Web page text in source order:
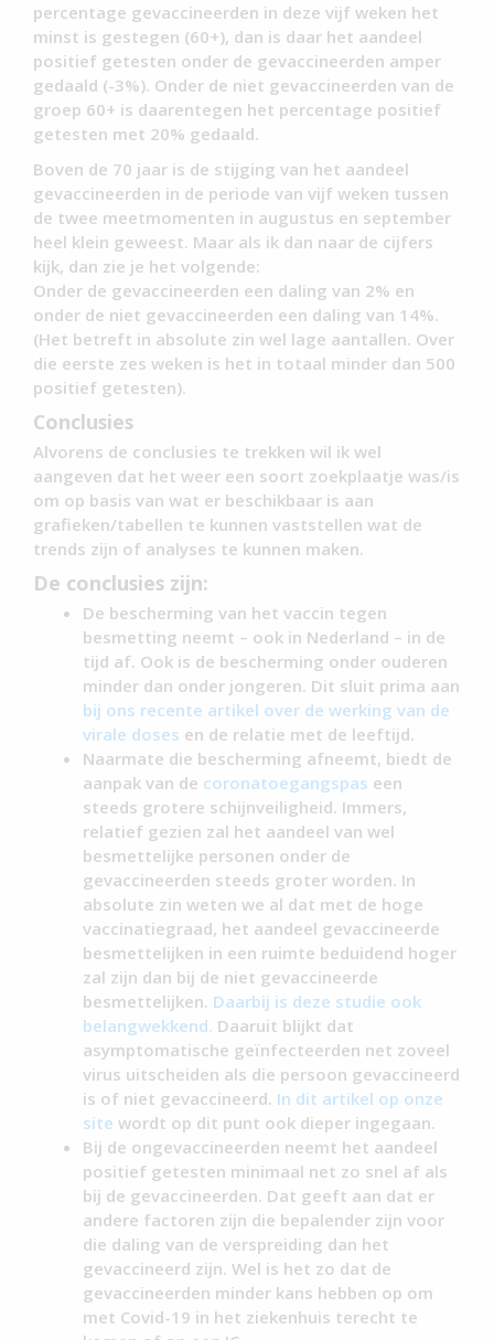
percentage gevaccineerden in deze vijf weken het
minst is gestegen (60+), dan is daar het aandeel
positief getesten onder de gevaccineerden amper
gedaald (-3%). Onder de niet gevaccineerden van de
groep 60+ is daarentegen het percentage positief
getesten met 20% gedaald.
Boven de 70 jaar is de stijging van het aandeel
gevaccineerden in de periode van vijf weken tussen
de twee meetmomenten in augustus en september
heel klein geweest. Maar als ik dan naar de cijfers
kijk, dan zie je het volgende:
Onder de gevaccineerden een daling van 2% en
onder de niet gevaccineerden een daling van 14%.
(Het betreft in absolute zin wel lage aantallen. Over
die eerste zes weken is het in totaal minder dan 500
positief getesten).
Conclusies
Alvorens de conclusies te trekken wil ik wel
aangeven dat het weer een soort zoekplaatje was/is
om op basis van wat er beschikbaar is aan
grafieken/tabellen te kunnen vaststellen wat de
trends zijn of analyses te kunnen maken.
De conclusies zijn:
De bescherming van het vaccin tegen
besmetting neemt – ook in Nederland – in de
tijd af. Ook is de bescherming onder ouderen
minder dan onder jongeren. Dit sluit prima aan
bij ons recente artikel over de werking van de
virale doses en de relatie met de leeftijd.
Naarmate die bescherming afneemt, biedt de
aanpak van de coronatoegangspas een
steeds grotere schijnveiligheid. Immers,
relatief gezien zal het aandeel van wel
besmettelijke personen onder de
gevaccineerden steeds groter worden. In
absolute zin weten we al dat met de hoge
vaccinatiegraad, het aandeel gevaccineerde
besmettelijken in een ruimte beduidend hoger
zal zijn dan bij de niet gevaccineerde
besmettelijken. Daarbij is deze studie ook
belangwekkend. Daaruit blijkt dat
asymptomatische geïnfecteerden net zoveel
virus uitscheiden als die persoon gevaccineerd
is of niet gevaccineerd. In dit artikel op onze
site wordt op dit punt ook dieper ingegaan.
Bij de ongevaccineerden neemt het aandeel
positief getesten minimaal net zo snel af als
bij de gevaccineerden. Dat geeft aan dat er
andere factoren zijn die bepalender zijn voor
die daling van de verspreiding dan het
gevaccineerd zijn. Wel is het zo dat de
gevaccineerden minder kans hebben op om
met Covid-19 in het ziekenhuis terecht te